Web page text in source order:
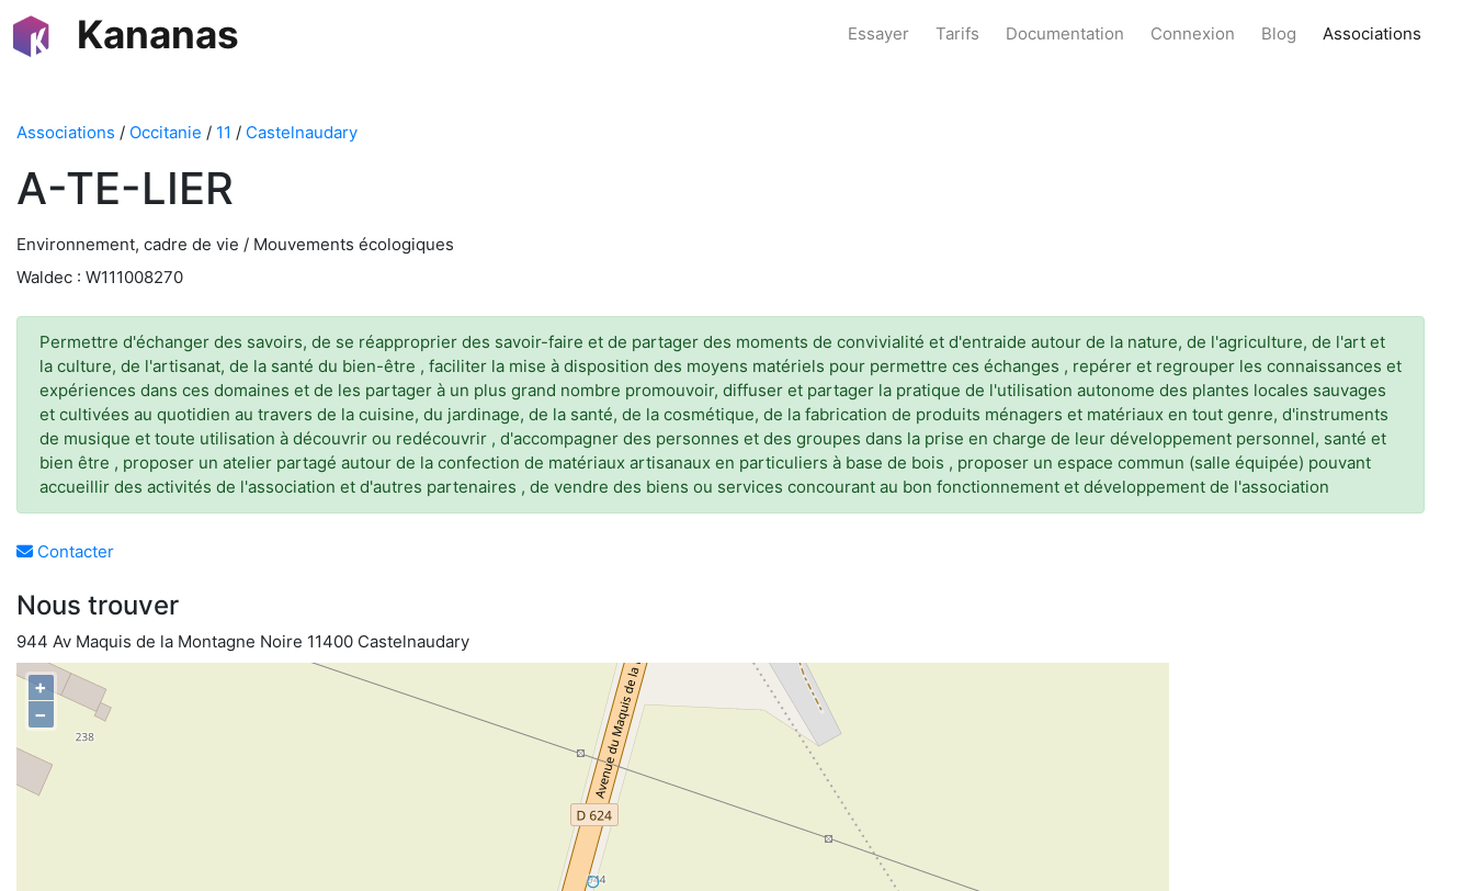
Kananas Essayer Tarifs Documentation Connexion Blog Associations
Associations / Occitanie / 11 / Castelnaudary
A-TE-LIER
Environnement, cadre de vie / Mouvements écologiques
Waldec : W111008270
Permettre d'échanger des savoirs, de se réapproprier des savoir-faire et de partager des moments de convivialité et d'entraide autour de la nature, de l'agriculture, de l'art et
la culture, de l'artisanat, de la santé du bien-être , faciliter la mise à disposition des moyens matériels pour permettre ces échanges , repérer et regrouper les connaissances et
expériences dans ces domaines et de les partager à un plus grand nombre promouvoir, diffuser et partager la pratique de l'utilisation autonome des plantes locales sauvages
et cultivées au quotidien au travers de la cuisine, du jardinage, de la santé, de la cosmétique, de la fabrication de produits ménagers et matériaux en tout genre, d'instruments
de musique et toute utilisation à découvrir ou redécouvrir , d'accompagner des personnes et des groupes dans la prise en charge de leur développement personnel, santé et
bien être , proposer un atelier partagé autour de la confection de matériaux artisanaux en particuliers à base de bois , proposer un espace commun (salle équipée) pouvant
accueillir des activités de l'association et d'autres partenaires , de vendre des biens ou services concourant au bon fonctionnement et développement de l'association
Contacter
Nous trouver
944 Av Maquis de la Montagne Noire 11400 Castelnaudary
+
−